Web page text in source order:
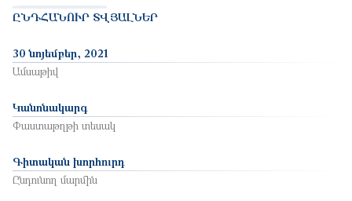
ԸՆԴՀԱՆՈՒՐ ՏՎՅԱԼՆԵՐ
Ամսաթիվ
30 նոյեմբեր, 2021
Փաստաթղթի տեսակ
Կանոնակարգ
Ընդունող մարմին
Գիտական խորհուրդ